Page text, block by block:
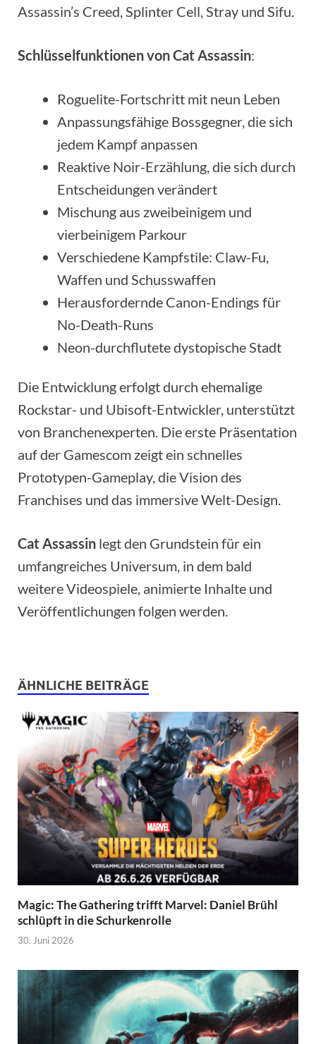
Assassin’s Creed, Splinter Cell, Stray und Sifu.
Schlüsselfunktionen von Cat Assassin:
Roguelite-Fortschritt mit neun Leben
Anpassungsfähige Bossgegner, die sich
jedem Kampf anpassen
Reaktive Noir-Erzählung, die sich durch
Entscheidungen verändert
Mischung aus zweibeinigem und
vierbeinigem Parkour
Verschiedene Kampfstile: Claw-Fu,
Waffen und Schusswaffen
Herausfordernde Canon-Endings für
No-Death-Runs
Neon-durchflutete dystopische Stadt
Die Entwicklung erfolgt durch ehemalige
Rockstar- und Ubisoft-Entwickler, unterstützt
von Branchenexperten. Die erste Präsentation
auf der Gamescom zeigt ein schnelles
Prototypen-Gameplay, die Vision des
Franchises und das immersive Welt-Design.
Cat Assassin legt den Grundstein für ein
umfangreiches Universum, in dem bald
weitere Videospiele, animierte Inhalte und
Veröffentlichungen folgen werden.
ÄHNLICHE BEITRÄGE
Magic: The Gathering trifft Marvel: Daniel Brühl
schlüpft in die Schurkenrolle
30. Juni 2026